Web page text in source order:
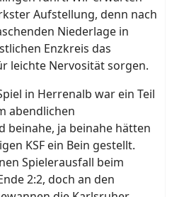
Aufstellung, denn nach
Niederlage in
Enzkreis das
leichte Nervosität sorgen.
in Herrenalb war ein Teil
abendlichen
beinahe, ja beinahe hätten
KSF ein Bein gestellt.
Spielerausfall beim
2:2, doch an den